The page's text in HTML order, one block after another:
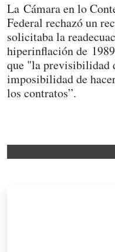
La Cámara en lo
Federal rechazó un
solicitaba la
hiperinflación de
que "la previsibilidad
imposibilidad de
los contratos”.